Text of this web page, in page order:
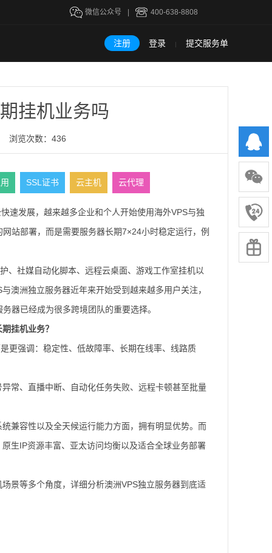
400-638-8808
微信公众号
注册 登录 | 提交服务单
挂机业务吗
浏览次数：436
SSL证书 云主机 云代理
速发展，越来越多企业和个人开始使用海外VPS与独
站部署，而是需要服务器长期7×24小时稳定运行，例
、社媒自动化脚本、远程云桌面、游戏工作室挂机以
澳洲独立服务器近年来开始受到越来越多用户关注，
器已经成为很多跨境团队的重要选择。
挂机业务？
更强调：稳定性、低故障率、长期在线率、线路质
常、直播中断、自动化任务失败、远程卡顿甚至批量
兼容性以及全天候运行能力方面，拥有明显优势。而
生IP资源丰富、亚太访问均衡以及适合全球业务部署
景等多个角度，详细分析澳洲VPS独立服务器到底适